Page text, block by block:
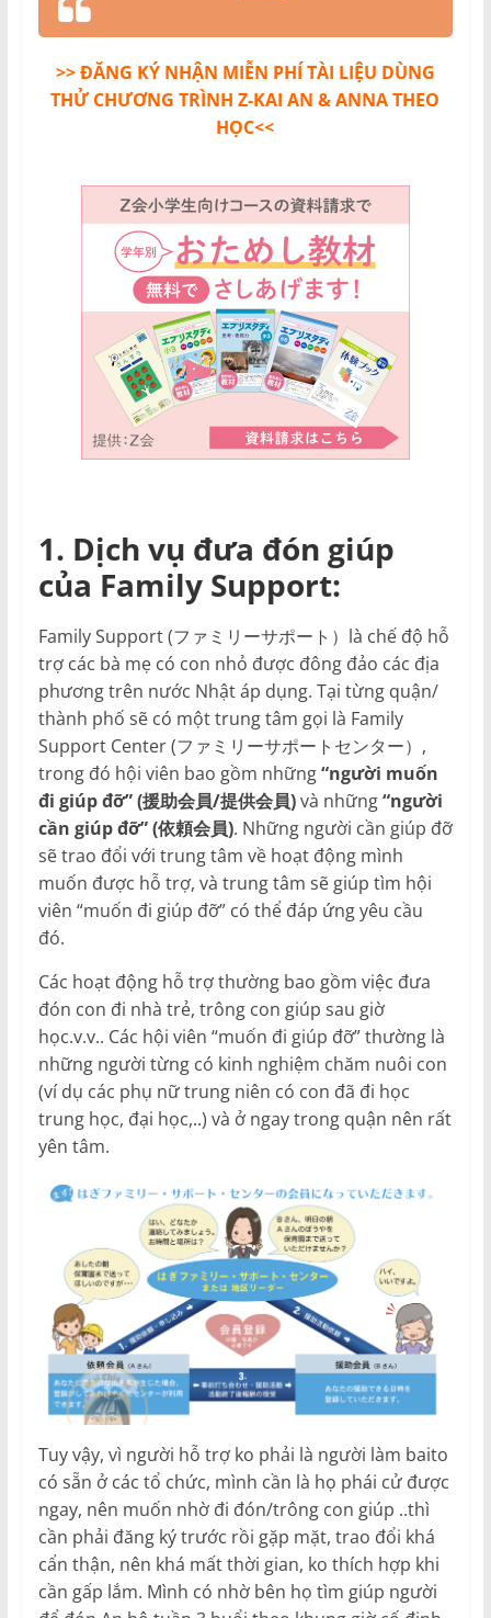
>> ĐĂNG KÝ NHẬN MIỄN PHÍ TÀI LIỆU DÙNG
THỬ CHƯƠNG TRÌNH Z-KAI AN & ANNA THEO
HỌC<<
1. Dịch vụ đưa đón giúp
của Family Support:
Family Support (ファミリーサポート）là chế độ hỗ
trợ các bà mẹ có con nhỏ được đông đảo các địa
phương trên nước Nhật áp dụng. Tại từng quận/
thành phố sẽ có một trung tâm gọi là Family
Support Center (ファミリーサポートセンター）,
trong đó hội viên bao gồm những“người muốn
đi giúp đỡ” (援助会員/提供会員)và những“người
cần giúp đỡ” (依頼会員). Những người cần giúp đỡ
sẽ trao đổi với trung tâm về hoạt động mình
muốn được hỗ trợ, và trung tâm sẽ giúp tìm hội
viên “muốn đi giúp đỡ” có thể đáp ứng yêu cầu
đó.
Các hoạt động hỗ trợ thường bao gồm việc đưa
đón con đi nhà trẻ, trông con giúp sau giờ
học.v.v.. Các hội viên “muốn đi giúp đỡ” thường là
những người từng có kinh nghiệm chăm nuôi con
(ví dụ các phụ nữ trung niên có con đã đi học
trung học, đại học,..) và ở ngay trong quận nên rất
yên tâm.
Tuy vậy, vì người hỗ trợ ko phải là người làm baito
có sẵn ở các tổ chức, mình cần là họ phái cử được
ngay, nên muốn nhờ đi đón/trông con giúp ..thì
cần phải đăng ký trước rồi gặp mặt, trao đổi khá
cẩn thận, nên khá mất thời gian, ko thích hợp khi
cần gấp lắm. Mình có nhờ bên họ tìm giúp người